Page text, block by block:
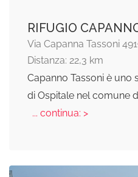
RIFUGIO
Via Capanna Tassoni
Distanza: 22,3 km
Capanno Tassoni è
di Ospitale nel comune
... continua: >